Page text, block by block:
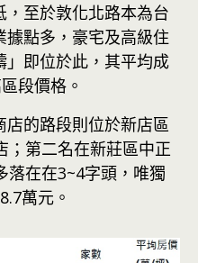
至於敦化北路本為台
點多，豪宅及高級住
」即位於此，其平均成
段價格。
店的路段則位於新店區
；第二名在新莊區中正
落在在3~4字頭，唯獨
萬元。